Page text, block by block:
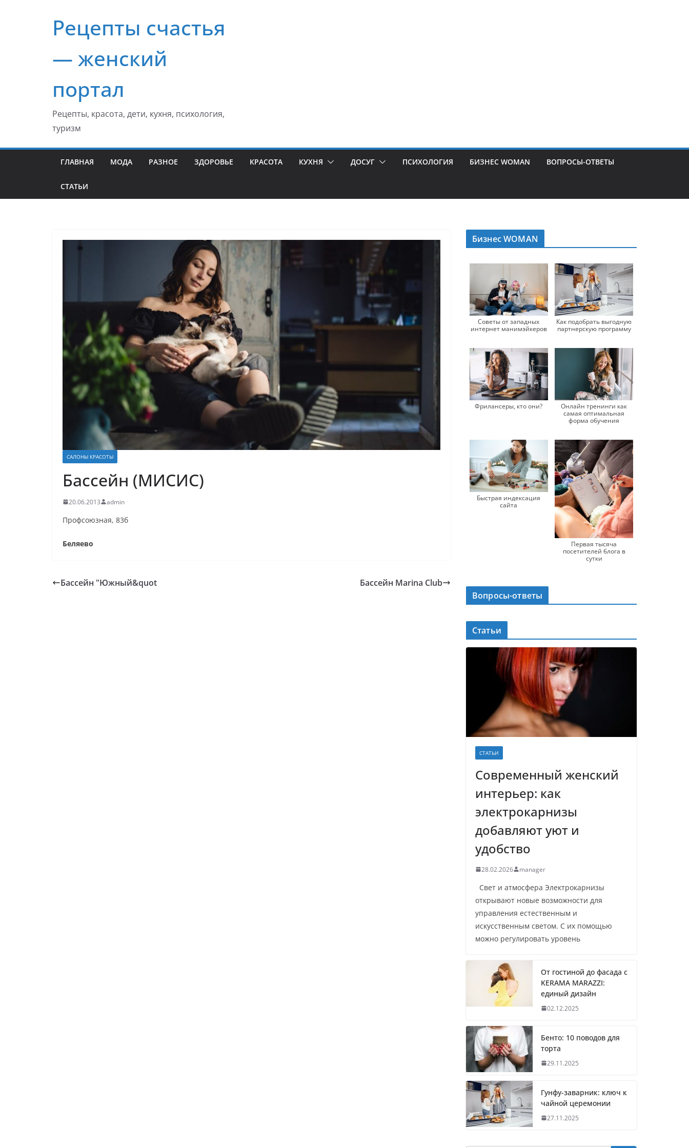
содержимомуРецепты счастья
— женский
портал
Рецепты, красота, дети, кухня, психология,
туризм
ГЛАВНАЯ МОДА РАЗНОЕ ЗДОРОВЬЕ КРАСОТА КУХНЯ ДОСУГ ПСИХОЛОГИЯ БИЗНЕС WOMAN ВОПРОСЫ-ОТВЕТЫ
СТАТЬИ
САЛОНЫ КРАСОТЫ
Бассейн (МИСИС)
20.06.2013 admin
Профсоюзная, 83б
Беляево
Бассейн "Южный&quot Бассейн Marina Club
Бизнес WOMAN
Советы от западных
интернет манимэйкеров
Как подобрать выгодную
партнерскую программу
Фрилансеры, кто они?
Онлайн тренинги как
самая оптимальная
форма обучения
Быстрая индексация
сайта
Первая тысяча
посетителей блога в
сутки
Вопросы-ответы
Статьи
СТАТЬИ
Современный женский
интерьер: как
электрокарнизы
добавляют уют и
удобство
28.02.2026 manager
Свет и атмосфера Электрокарнизы
открывают новые возможности для
управления естественным и
искусственным светом. С их помощью
можно регулировать уровень
От гостиной до фасада с
KERAMA MARAZZI:
единый дизайн
02.12.2025
Бенто: 10 поводов для
торта
29.11.2025
Гунфу-заварник: ключ к
чайной церемонии
27.11.2025